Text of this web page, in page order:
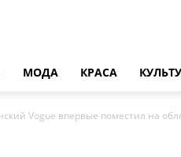
МОДА КРАСА
Vogue впервые поместил на